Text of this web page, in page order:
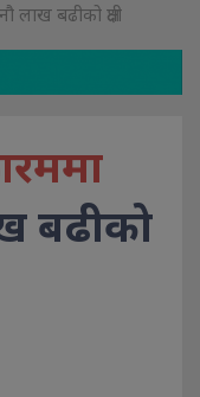
बढीको क्षती
बढीको